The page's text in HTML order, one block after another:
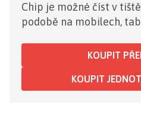
Chip je možné číst v
podobě na mobilech,
KOUPIT
KOUPIT